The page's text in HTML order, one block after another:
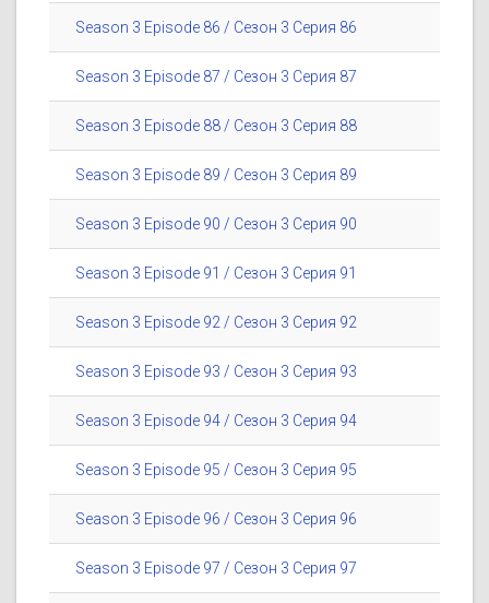
Season 3 Episode 86 / Сезон 3 Серия 86
Season 3 Episode 87 / Сезон 3 Серия 87
Season 3 Episode 88 / Сезон 3 Серия 88
Season 3 Episode 89 / Сезон 3 Серия 89
Season 3 Episode 90 / Сезон 3 Серия 90
Season 3 Episode 91 / Сезон 3 Серия 91
Season 3 Episode 92 / Сезон 3 Серия 92
Season 3 Episode 93 / Сезон 3 Серия 93
Season 3 Episode 94 / Сезон 3 Серия 94
Season 3 Episode 95 / Сезон 3 Серия 95
Season 3 Episode 96 / Сезон 3 Серия 96
Season 3 Episode 97 / Сезон 3 Серия 97